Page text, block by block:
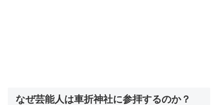
なぜ芸能人は車折神社に参拝するのか？